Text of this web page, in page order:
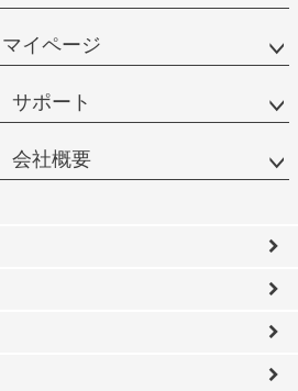
マイページ
サポート
会社概要